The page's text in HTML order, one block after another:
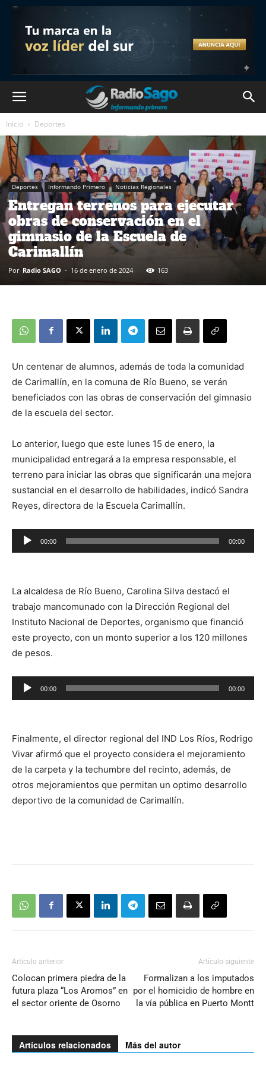
Inicio Deportes
Deportes Informando Primero Noticias Regionales
Entregan terrenos para ejecutar
obras de conservación en el
gimnasio de la Escuela de
Carimallín
Por Radio SAGO - 16 de enero de 2024 163
Un centenar de alumnos, además de toda la comunidad
de Carimallín, en la comuna de Río Bueno, se verán
beneficiados con las obras de conservación del gimnasio
de la escuela del sector.
Lo anterior, luego que este lunes 15 de enero, la
municipalidad entregará a la empresa responsable, el
terreno para iniciar las obras que significarán una mejora
sustancial en el desarrollo de habilidades, indicó Sandra
Reyes, directora de la Escuela Carimallín.
Reproductor
de
00:00 00:00
La alcaldesa de Río Bueno, Carolina Silva destacó el
trabajo mancomunado con la Dirección Regional del
Instituto Nacional de Deportes, organismo que financió
este proyecto, con un monto superior a los 120 millones
de pesos.
Reproductor
de
00:00 00:00
Finalmente, el director regional del IND Los Ríos, Rodrigo
Vivar afirmó que el proyecto considera el mejoramiento
de la carpeta y la techumbre del recinto, además, de
otros mejoramientos que permitan un optimo desarrollo
deportivo de la comunidad de Carimallín.
Artículo anterior
Colocan primera piedra de la
futura plaza “Los Aromos” en
el sector oriente de Osorno
Artículo siguiente
Formalizan a los imputados
por el homicidio de hombre en
la vía pública en Puerto Montt
Artículos relacionados Más del autor